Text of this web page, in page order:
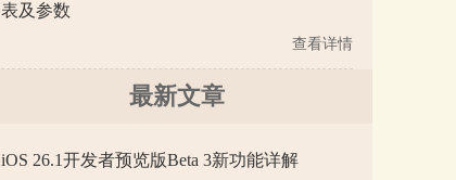
表及参数
查看详情
最新文章
iOS 26.1开发者预览版Beta 3新功能详解